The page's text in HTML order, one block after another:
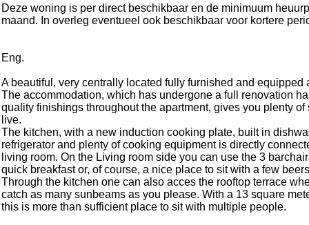
Deze woning is per direct beschikbaar en de minimuum
maand. In overleg eventueel ook beschikbaar voor kortere
Eng.
A beautiful, very centrally located fully furnished and equipped
The accommodation, which has undergone a full renovation
quality finishings throughout the apartment, gives you plenty of
live.
The kitchen, with a new induction cooking plate, built in
refrigerator and plenty of cooking equipment is directly
living room. On the Living room side you can use the 3
quick breakfast or, of course, a nice place to sit with a few
Through the kitchen one can also acces the rooftop terrace
catch as many sunbeams as you please. With a 13 square
this is more than sufficient place to sit with multiple people.